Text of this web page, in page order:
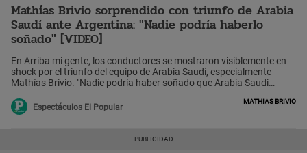
Mathías Brivio sorprendido con triunfo de Arabia
Saudí ante Argentina: "Nadie podría haberlo
soñado" [VIDEO]
En Arriba mi gente, los conductores se mostraron visiblemente en
shock por el triunfo del equipo de Arabia Saudí, especialmente
Mathías Brivio. "Nadie podría haber soñado que Arabia Saudi
se sumó Gianella Neyra diciendo: "Qué dolor". Ante esto, el
conductor volvió a manifestar su sorpresa. "Argentina iba ganando
polémica y la decepción ha sido para todos (...) No es la primera
Espectáculos El Popular
Mathias Brivio